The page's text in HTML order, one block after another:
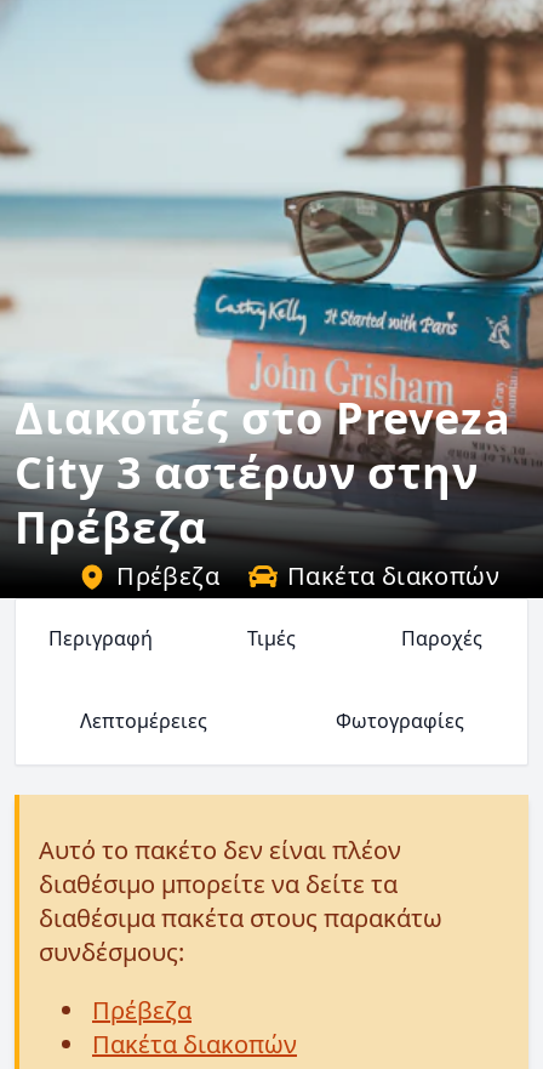
Διακοπές στο Preveza
City 3 αστέρων στην
Πρέβεζα
Πρέβεζα Πακέτα διακοπών
Περιγραφή Τιμές Παροχές
Λεπτομέρειες Φωτογραφίες
Αυτό το πακέτο δεν είναι πλέον
διαθέσιμο μπορείτε να δείτε τα
διαθέσιμα πακέτα στους παρακάτω
συνδέσμους:
Πρέβεζα
Πακέτα διακοπών